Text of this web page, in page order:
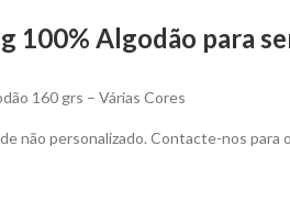
100% Algodão para
160 grs – Várias Cores
não personalizado. Contacte-nos